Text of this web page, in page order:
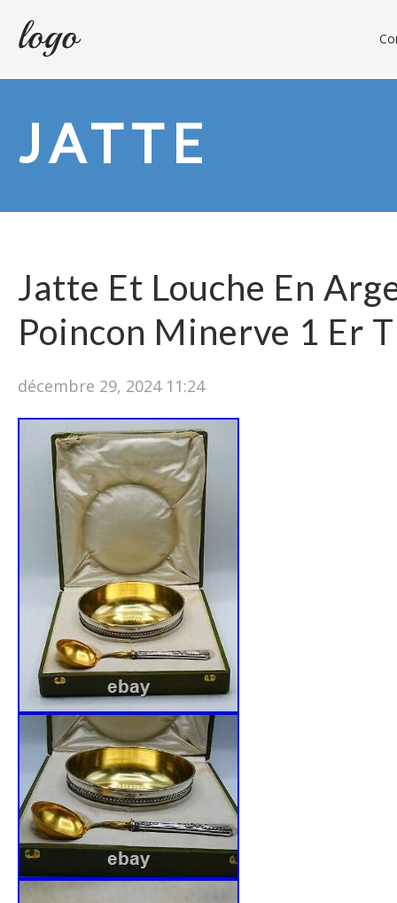
JATTE
Jatte Et Louche En
Poincon Minerve 1 Er
décembre 29, 2024 11:24